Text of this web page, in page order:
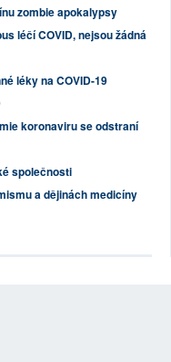
zombie apokalypsy
léčí COVID, nejsou žádná
léky na COVID-19
koronaviru se odstraní
společnosti
a dějinách medicíny